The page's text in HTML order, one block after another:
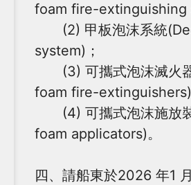
foam fire-extinguishing
(2) 甲板泡沫系統
system)；
(3) 可攜式泡沫滅火
foam fire-extinguishers)
(4) 可攜式泡沫施放
foam applicators)。
四、請船東於2026 年1